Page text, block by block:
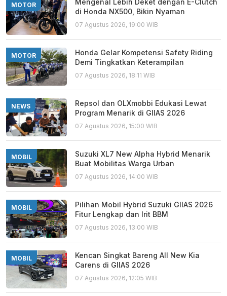
MOTOR
Mengenal Lebih Deket dengan E-Clutch
di Honda NX500, Bikin Nyaman
07 Agustus 2026, 19:00 WIB
MOTOR
Honda Gelar Kompetensi Safety Riding
Demi Tingkatkan Keterampilan
07 Agustus 2026, 18:11 WIB
NEWS
Repsol dan OLXmobbi Edukasi Lewat
Program Menarik di GIIAS 2026
07 Agustus 2026, 15:00 WIB
MOBIL
Suzuki XL7 New Alpha Hybrid Menarik
Buat Mobilitas Warga Urban
07 Agustus 2026, 14:00 WIB
MOBIL
Pilihan Mobil Hybrid Suzuki GIIAS 2026
Fitur Lengkap dan Irit BBM
07 Agustus 2026, 13:00 WIB
MOBIL
Kencan Singkat Bareng All New Kia
Carens di GIIAS 2026
07 Agustus 2026, 12:05 WIB